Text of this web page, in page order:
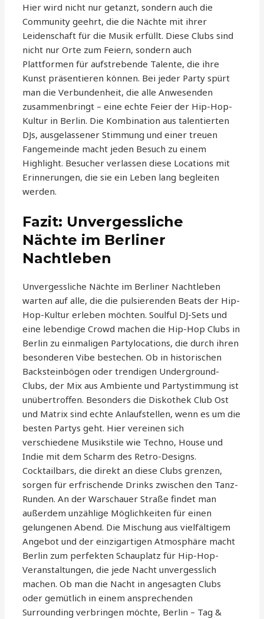
Hier wird nicht nur getanzt, sondern auch die
Community geehrt, die die Nächte mit ihrer
Leidenschaft für die Musik erfüllt. Diese Clubs sind
nicht nur Orte zum Feiern, sondern auch
Plattformen für aufstrebende Talente, die ihre
Kunst präsentieren können. Bei jeder Party spürt
man die Verbundenheit, die alle Anwesenden
zusammenbringt – eine echte Feier der Hip-Hop-
Kultur in Berlin. Die Kombination aus talentierten
DJs, ausgelassener Stimmung und einer treuen
Fangemeinde macht jeden Besuch zu einem
Highlight. Besucher verlassen diese Locations mit
Erinnerungen, die sie ein Leben lang begleiten
werden.
Fazit: Unvergessliche
Nächte im Berliner
Nachtleben
Unvergessliche Nächte im Berliner Nachtleben
warten auf alle, die die pulsierenden Beats der Hip-
Hop-Kultur erleben möchten. Soulful DJ-Sets und
eine lebendige Crowd machen die Hip-Hop Clubs in
Berlin zu einmaligen Partylocations, die durch ihren
besonderen Vibe bestechen. Ob in historischen
Backsteinbögen oder trendigen Underground-
Clubs, der Mix aus Ambiente und Partystimmung ist
unübertroffen. Besonders die Diskothek Club Ost
und Matrix sind echte Anlaufstellen, wenn es um die
besten Partys geht. Hier vereinen sich
verschiedene Musikstile wie Techno, House und
Indie mit dem Scharm des Retro-Designs.
Cocktailbars, die direkt an diese Clubs grenzen,
sorgen für erfrischende Drinks zwischen den Tanz-
Runden. An der Warschauer Straße findet man
außerdem unzählige Möglichkeiten für einen
gelungenen Abend. Die Mischung aus vielfältigem
Angebot und der einzigartigen Atmosphäre macht
Berlin zum perfekten Schauplatz für Hip-Hop-
Veranstaltungen, die jede Nacht unvergesslich
machen. Ob man die Nacht in angesagten Clubs
oder gemütlich in einem ansprechenden
Surrounding verbringen möchte, Berlin – Tag &